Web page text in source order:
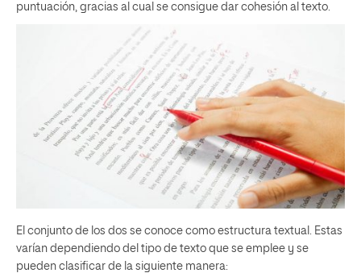
puntuación, gracias al cual se consigue dar cohesión al texto.
El conjunto de los dos se conoce como estructura textual. Estas
varían dependiendo del tipo de texto que se emplee y se
pueden clasificar de la siguiente manera: